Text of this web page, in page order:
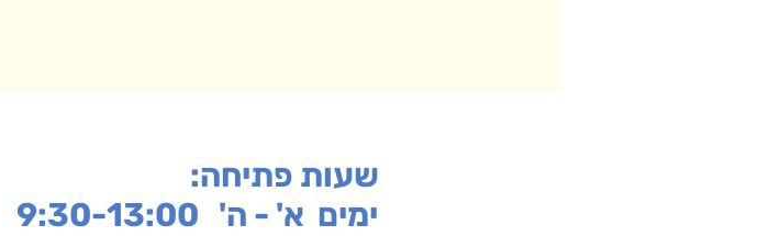
:שעות פתיחה
ימים א' - ה' 9:30-13:00